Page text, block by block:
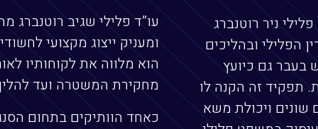
ניר רוטנברג
הפלילי ובהליכים
בעבר גם כיועץ
תפקיד זה הקנה לו
ויכולת משא
עו”ד פלילי שגיב
ומעניק ייצוג מקצועי
הוא מלווה את לקוחותיו
מחקירת המשטרה ועד
כאחד הוותיקים בתחום